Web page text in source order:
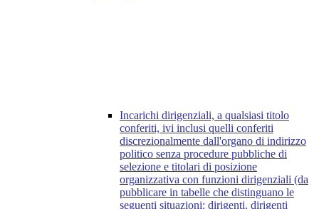
Incarichi dirigenziali, a qualsiasi titolo
conferiti, ivi inclusi quelli conferiti
discrezionalmente dall'organo di indirizzo
politico senza procedure pubbliche di
selezione e titolari di posizione
organizzativa con funzioni dirigenziali (da
pubblicare in tabelle che distinguano le
seguenti situazioni: dirigenti, dirigenti